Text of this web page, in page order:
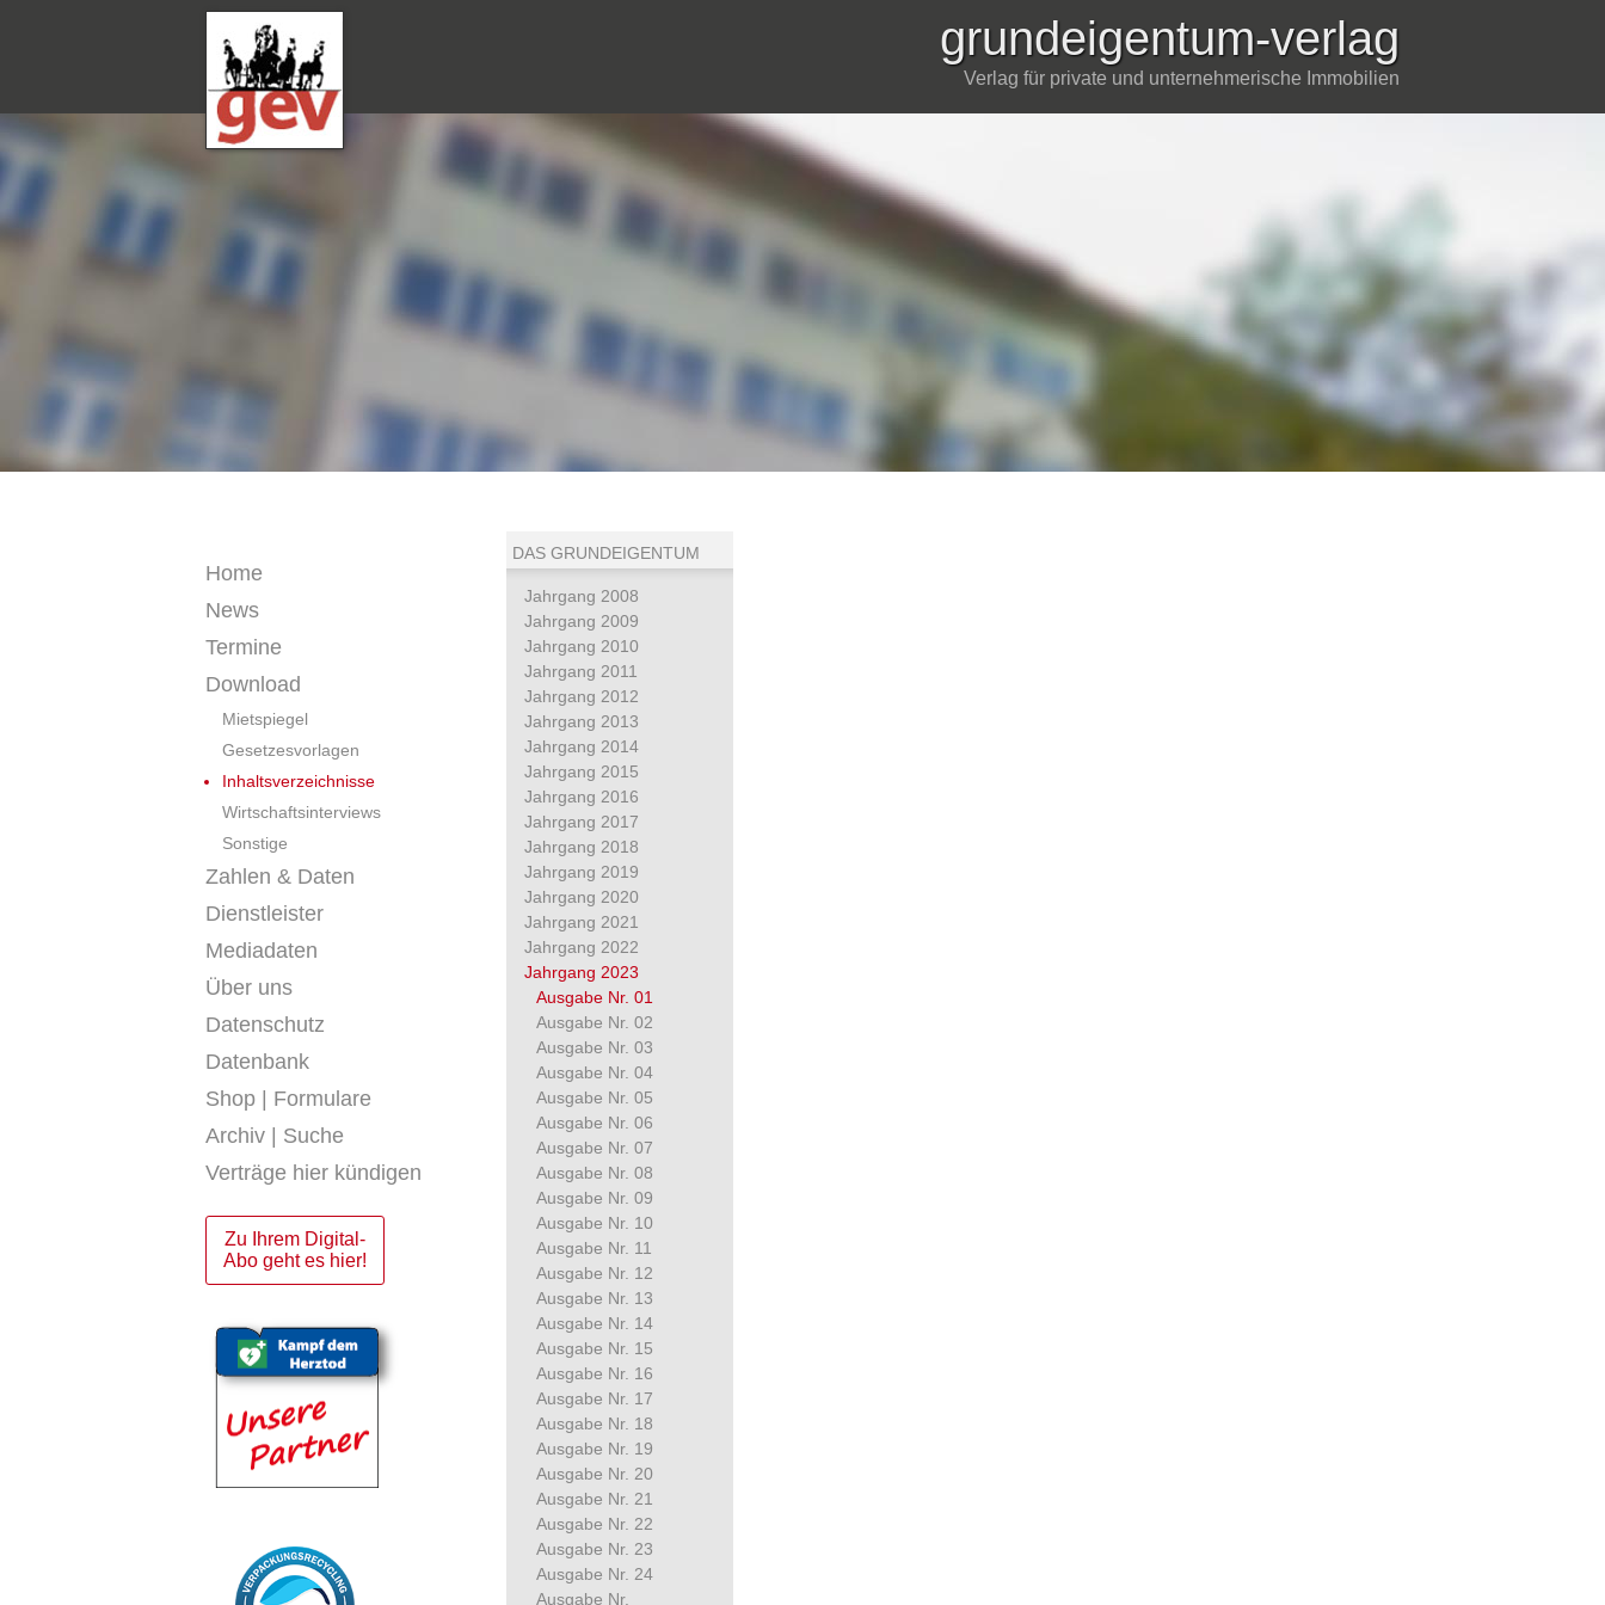
grundeigentum-verlag
Verlag für private und unternehmerische Immobilien
Home
News
Termine
Download
Mietspiegel
Gesetzesvorlagen
Inhaltsverzeichnisse
Wirtschaftsinterviews
Sonstige
Zahlen & Daten
Dienstleister
Mediadaten
Über uns
Datenschutz
Datenbank
Shop | Formulare
Archiv | Suche
Verträge hier kündigen
Zu Ihrem Digital-
Abo geht es hier!
DAS GRUNDEIGENTUM
Jahrgang 2008
Jahrgang 2009
Jahrgang 2010
Jahrgang 2011
Jahrgang 2012
Jahrgang 2013
Jahrgang 2014
Jahrgang 2015
Jahrgang 2016
Jahrgang 2017
Jahrgang 2018
Jahrgang 2019
Jahrgang 2020
Jahrgang 2021
Jahrgang 2022
Jahrgang 2023
Ausgabe Nr. 01
Ausgabe Nr. 02
Ausgabe Nr. 03
Ausgabe Nr. 04
Ausgabe Nr. 05
Ausgabe Nr. 06
Ausgabe Nr. 07
Ausgabe Nr. 08
Ausgabe Nr. 09
Ausgabe Nr. 10
Ausgabe Nr. 11
Ausgabe Nr. 12
Ausgabe Nr. 13
Ausgabe Nr. 14
Ausgabe Nr. 15
Ausgabe Nr. 16
Ausgabe Nr. 17
Ausgabe Nr. 18
Ausgabe Nr. 19
Ausgabe Nr. 20
Ausgabe Nr. 21
Ausgabe Nr. 22
Ausgabe Nr. 23
Ausgabe Nr. 24
Ausgabe Nr.